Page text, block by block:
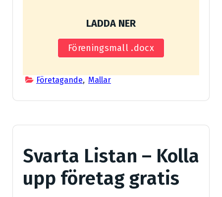
LADDA NER
Föreningsmall .docx
Företagande, Mallar
Svarta Listan – Kolla
upp företag gratis